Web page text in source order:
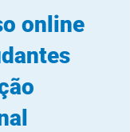
online